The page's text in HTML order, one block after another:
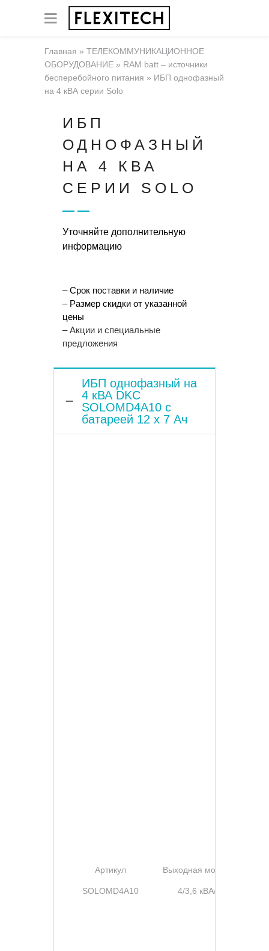
Главная » ТЕЛЕКОММУНИКАЦИОННОЕ
ОБОРУДОВАНИЕ » RAM batt – источники
бесперебойного питания » ИБП однофазный
на 4 кВА серии Solo
ИБП
ОДНОФАЗНЫЙ
НА 4 КВА
СЕРИИ SOLO
Уточняйте дополнительную
информацию
– Срок поставки и наличие
– Размер скидки от указанной
цены
– Акции и специальные
предложения
ИБП однофазный на
4 кВА DKC
SOLOMD4A10 с
батареей 12 x 7 Ач
Артикул Выходная мощность
SOLOMD4A10 4/3,6 кВА/кВт